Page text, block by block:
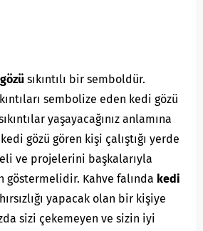
sıkıntılı bir semboldür.
sembolize eden kedi gözü
yaşayacağınız anlamına
gözü gören kişi çalıştığı yerde
ve projelerini başkalarıyla
göstermelidir. Kahve falında kedi
yapacak olan bir kişiye
sizi çekemeyen ve sizin iyi